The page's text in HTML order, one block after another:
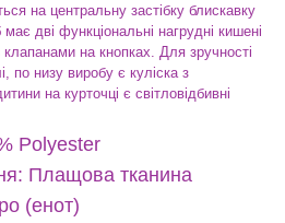
на центральну застібку блискавку
дві функціональні нагрудні кишені
клапанами на кнопках. Для зручності
по низу виробу є куліска з
на курточці є світловідбивні
Polyester
Плащова тканина
(енот)